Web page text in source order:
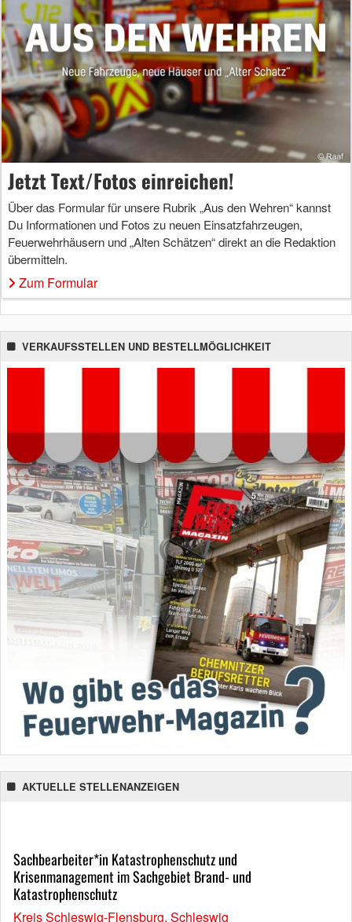
Jetzt Text/Fotos einreichen!
Über das Formular für unsere Rubrik „Aus den Wehren“ kannst
Du Informationen und Fotos zu neuen Einsatzfahrzeugen,
Feuerwehrhäusern und „Alten Schätzen“ direkt an die Redaktion
übermitteln.
Zum Formular
VERKAUFSSTELLEN UND BESTELLMÖGLICHKEIT
AKTUELLE STELLENANZEIGEN
Sachbearbeiter*in Katastrophenschutz und
Krisenmanagement im Sachgebiet Brand- und
Katastrophenschutz
Kreis Schleswig-Flensburg, Schleswig